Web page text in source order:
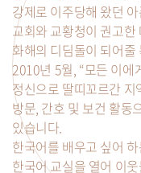
강제로 이주당해 왔던
교회와 교황청이 권고
화해의 디딤돌이 되어줄
2010년 5월, “모든 이에
정신으로 딸띠꼬르간
방문, 간호 및 보건 활동
있습니다.
한국어를 배우고 싶어
한국어 교실을 열어 이